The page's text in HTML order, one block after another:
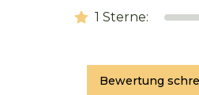
1 Sterne:
Bewertung